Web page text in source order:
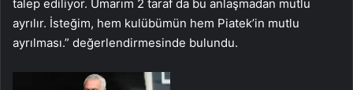
talep ediliyor. Umarım 2 taraf da bu anlaşmadan mutlu
ayrılır. İsteğim, hem kulübümün hem Piatek’in mutlu
ayrılması.” değerlendirmesinde bulundu.